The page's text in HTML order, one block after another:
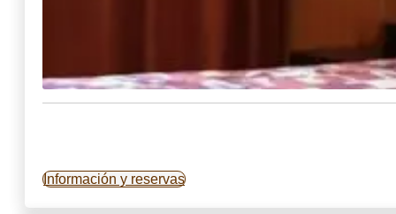
Información y reservas